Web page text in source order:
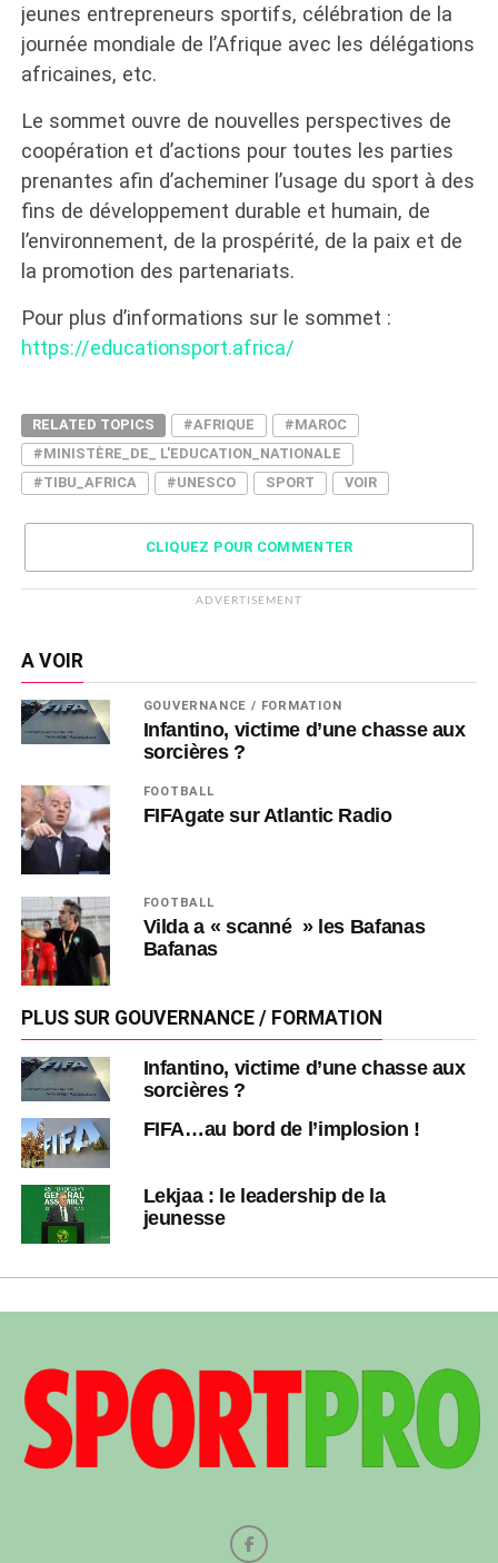
jeunes entrepreneurs sportifs, célébration de la
journée mondiale de l’Afrique avec les délégations
africaines, etc.
Le sommet ouvre de nouvelles perspectives de
coopération et d’actions pour toutes les parties
prenantes afin d’acheminer l’usage du sport à des
fins de développement durable et humain, de
l’environnement, de la prospérité, de la paix et de
la promotion des partenariats.
Pour plus d’informations sur le sommet :
https://educationsport.africa/
RELATED TOPICS #AFRIQUE
#MAROC
#MINISTÈRE_DE_ L'EDUCATION_NATIONALE
#TIBU_AFRICA
#UNESCO SPORT VOIR
CLIQUEZ POUR COMMENTER
ADVERTISEMENT
A VOIR
GOUVERNANCE / FORMATION
Infantino, victime d’une chasse aux
sorcières ?
FOOTBALL
FIFAgate sur Atlantic Radio
FOOTBALL
Vilda a « scanné » les Bafanas
Bafanas
PLUS SUR GOUVERNANCE / FORMATION
Infantino, victime d’une chasse aux
sorcières ?
FIFA…au bord de l’implosion !
Lekjaa : le leadership de la
jeunesse